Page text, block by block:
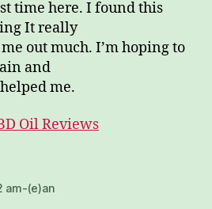
time here. I found this
It really
out much. I’m hoping to
and
me.
Oil Reviews
am-(e)an